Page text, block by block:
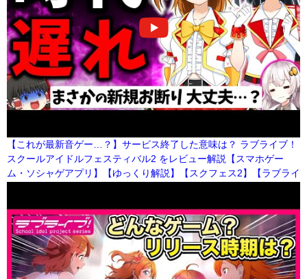
【これが最新音ゲー…？】サービス終了した意味は？ ラブライブ！
スクールアイドルフェスティバル2 をレビュー解説【スマホゲー
ム・ソシャゲアプリ】【ゆっくり解説】【スクフェス2】【ラブライ